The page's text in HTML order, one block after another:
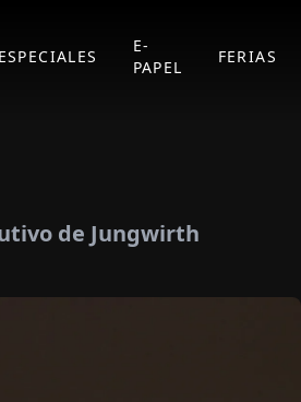
ESPECIALES
E-
PAPEL
FERIAS
de Jungwirth